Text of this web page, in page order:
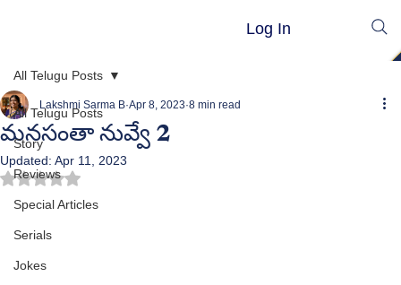
Log In
All Telugu Posts
Story
Reviews
Special Articles
Serials
Jokes
All Telugu Posts
మనసంతా నువ్వే 2
Lakshmi Sarma B Apr 8, 2023 8 min read
Updated: Apr 11, 2023
Rated NaN out of 5 stars.